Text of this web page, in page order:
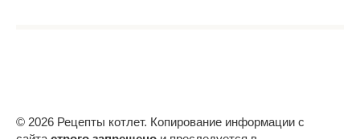
© 2026 Рецепты котлет. Копирование информации с